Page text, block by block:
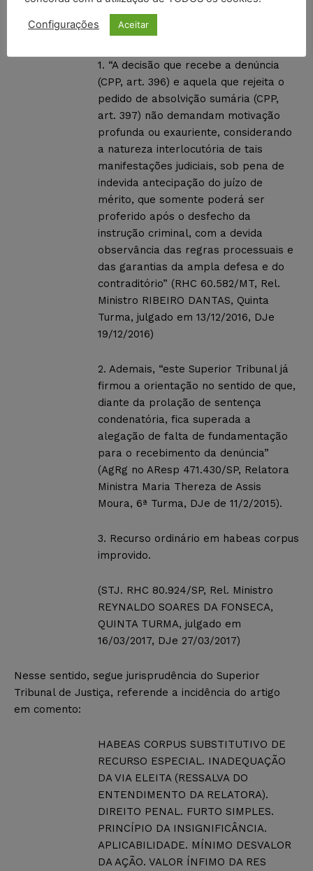
APÓS A PROLATAÇÃO DA SENTENÇA
CONDENATÓRIA. PRECLUSÃO.
1. “A decisão que recebe a denúncia
(CPP, art. 396) e aquela que rejeita o
pedido de absolvição sumária (CPP,
art. 397) não demandam motivação
profunda ou exauriente, considerando
a natureza interlocutória de tais
manifestações judiciais, sob pena de
indevida antecipação do juízo de
mérito, que somente poderá ser
proferido após o desfecho da
instrução criminal, com a devida
observância das regras processuais e
das garantias da ampla defesa e do
contraditório” (RHC 60.582/MT, Rel.
Ministro RIBEIRO DANTAS, Quinta
Turma, julgado em 13/12/2016, DJe
19/12/2016)
2. Ademais, “este Superior Tribunal já
firmou a orientação no sentido de que,
diante da prolação de sentença
condenatória, fica superada a
alegação de falta de fundamentação
para o recebimento da denúncia”
(AgRg no AResp 471.430/SP, Relatora
Ministra Maria Thereza de Assis
Moura, 6ª Turma, DJe de 11/2/2015).
3. Recurso ordinário em habeas corpus
improvido.
(STJ. RHC 80.924/SP, Rel. Ministro
REYNALDO SOARES DA FONSECA,
QUINTA TURMA, julgado em
16/03/2017, DJe 27/03/2017)
Nesse sentido, segue jurisprudência do Superior
Tribunal de Justiça, referende a incidência do artigo
em comento:
HABEAS CORPUS SUBSTITUTIVO DE
RECURSO ESPECIAL. INADEQUAÇÃO
DA VIA ELEITA (RESSALVA DO
ENTENDIMENTO DA RELATORA).
DIREITO PENAL. FURTO SIMPLES.
PRINCÍPIO DA INSIGNIFICÂNCIA.
APLICABILIDADE. MÍNIMO DESVALOR
DA AÇÃO. VALOR ÍNFIMO DA RES
Configurações Aceitar